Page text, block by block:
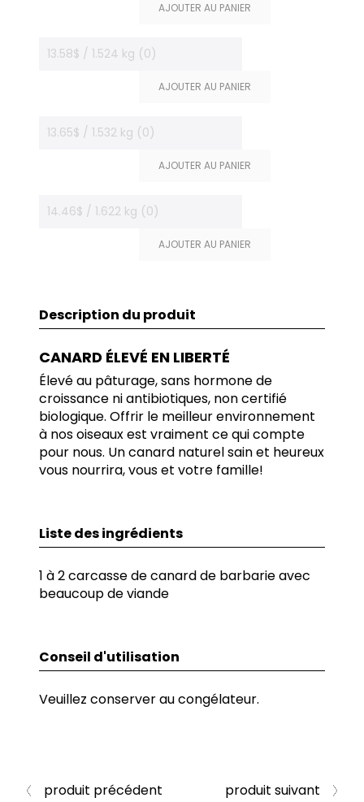
AJOUTER AU PANIER
13.58$ / 1.524 kg (0)
AJOUTER AU PANIER
13.65$ / 1.532 kg (0)
AJOUTER AU PANIER
14.46$ / 1.622 kg (0)
AJOUTER AU PANIER
Description du produit
CANARD ÉLEVÉ EN LIBERTÉ
Élevé au pâturage, sans hormone de
croissance ni antibiotiques, non certifié
biologique. Offrir le meilleur environnement
à nos oiseaux est vraiment ce qui compte
pour nous. Un canard naturel sain et heureux
vous nourrira, vous et votre famille!
Liste des ingrédients
1 à 2 carcasse de canard de barbarie avec
beaucoup de viande
Conseil d'utilisation
Veuillez conserver au congélateur.
produit précédent produit suivant